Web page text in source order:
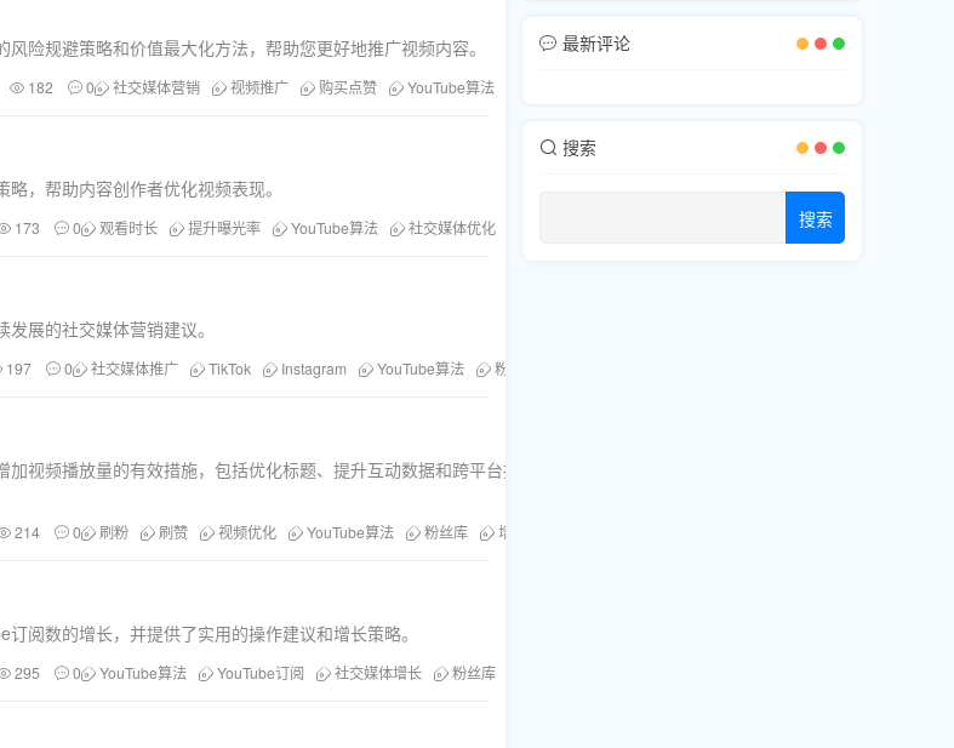
险规避策略和价值最大化方法，帮助您更好地推广视频内容。
182 0 社交媒体营销 视频推广 购买点赞 YouTube算法
，帮助内容创作者优化视频表现。
173 0 观看时长 提升曝光率 YouTube算法 社交媒体优化
展的社交媒体营销建议。
197 0 社交媒体推广 TikTok Instagram YouTube算法 粉丝库
视频播放量的有效措施，包括优化标题、提升互动数据和跨平台推广等
214 0 刷粉 刷赞 视频优化 YouTube算法 粉丝库 增加播放量
阅数的增长，并提供了实用的操作建议和增长策略。
295 0 YouTube算法 YouTube订阅 社交媒体增长 粉丝库
最新评论
搜索
搜索